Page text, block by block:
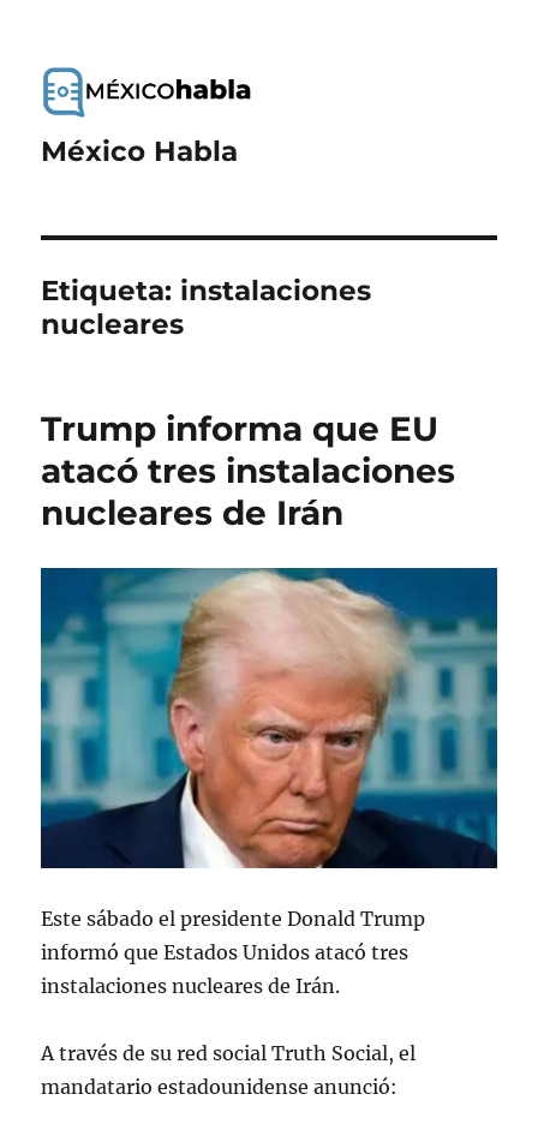
México Habla
Etiqueta: instalaciones
nucleares
Trump informa que EU
atacó tres instalaciones
nucleares de Irán
Este sábado el presidente Donald Trump
informó que Estados Unidos atacó tres
instalaciones nucleares de Irán.
A través de su red social Truth Social, el
mandatario estadounidense anunció: